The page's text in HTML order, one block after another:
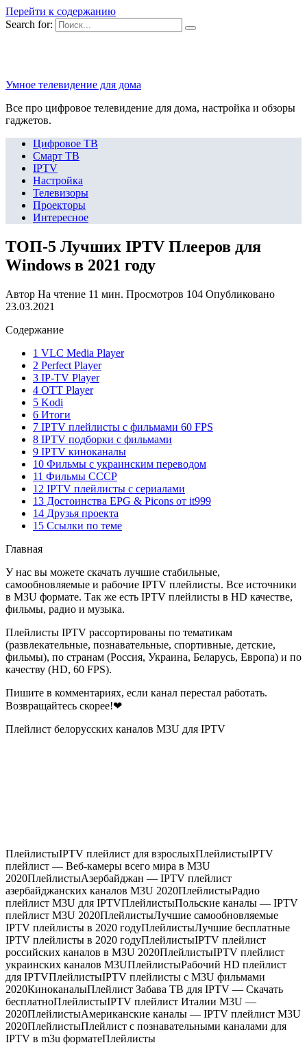
Перейти к содержанию
Search for:
Умное телевидение для дома
Все про цифровое телевидение для дома, настройка и обзоры
гаджетов.
Цифровое ТВ
Смарт ТВ
IPTV
Настройка
Телевизоры
Проекторы
Интересное
ТОП-5 Лучших IPTV Плееров для
Windows в 2021 году
Автор На чтение 11 мин. Просмотров 104 Опубликовано
23.03.2021
Содержание
1 VLC Media Player
2 Perfect Player
3 IP-TV Player
4 OTT Player
5 Kodi
6 Итоги
7 IPTV плейлисты с фильмами 60 FPS
8 IPTV подборки с фильмами
9 IPTV киноканалы
10 Фильмы с украинским переводом
11 Фильмы СССР
12 IPTV плейлисты с сериалами
13 Достоинства EPG & Picons от it999
14 Друзья проекта
15 Ссылки по теме
Главная
У нас вы можете скачать лучшие стабильные,
самообновляемые и рабочие IPTV плейлисты. Все источники
в M3U формате. Так же есть IPTV плейлисты в HD качестве,
фильмы, радио и музыка.
Плейлисты IPTV рассортированы по тематикам
(развлекательные, познавательные, спортивные, детские,
фильмы), по странам (Россия, Украина, Беларусь, Европа) и по
качеству (HD, 60 FPS).
Пишите в комментариях, если канал перестал работать.
Возвращайтесь скорее!❤
Плейлист белорусских каналов M3U для IPTV
ПлейлистыIPTV плейлист для взрослыхПлейлистыIPTV
плейлист — Веб-камеры всего мира в M3U
2020ПлейлистыАзербайджан — IPTV плейлист
азербайджанских каналов M3U 2020ПлейлистыРадио
плейлист M3U для IPTVПлейлистыПольские каналы — IPTV
плейлист M3U 2020ПлейлистыЛучшие самообновляемые
IPTV плейлисты в 2020 годуПлейлистыЛучшие бесплатные
IPTV плейлисты в 2020 годуПлейлистыIPTV плейлист
российских каналов в M3U 2020ПлейлистыIPTV плейлист
украинских каналов M3UПлейлистыРабочий HD плейлист
для IPTVПлейлистыIPTV плейлисты с M3U фильмами
2020КиноканалыПлейлист Забава ТВ для IPTV — Скачать
бесплатноПлейлистыIPTV плейлист Италии M3U —
2020ПлейлистыАмериканские каналы — IPTV плейлист M3U
2020ПлейлистыПлейлист с познавательными каналами для
IPTV в m3u форматеПлейлисты